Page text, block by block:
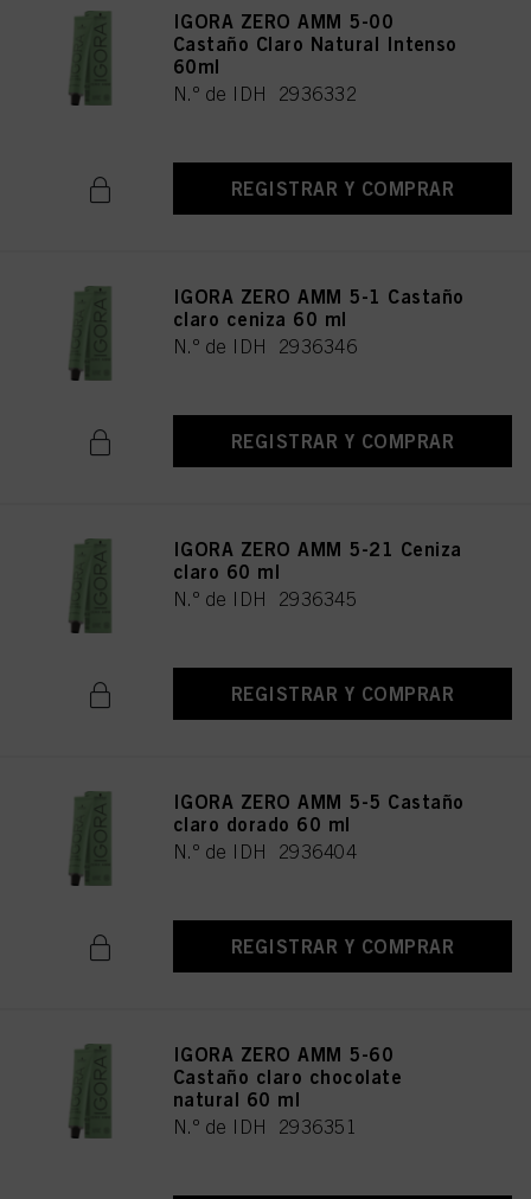
IGORA ZERO AMM 5-00
Castaño Claro Natural Intenso
60ml
N.º de IDH 2936332
REGISTRAR Y COMPRAR
IGORA ZERO AMM 5-1 Castaño
claro ceniza 60 ml
N.º de IDH 2936346
REGISTRAR Y COMPRAR
IGORA ZERO AMM 5-21 Ceniza
claro 60 ml
N.º de IDH 2936345
REGISTRAR Y COMPRAR
IGORA ZERO AMM 5-5 Castaño
claro dorado 60 ml
N.º de IDH 2936404
REGISTRAR Y COMPRAR
IGORA ZERO AMM 5-60
Castaño claro chocolate
natural 60 ml
N.º de IDH 2936351